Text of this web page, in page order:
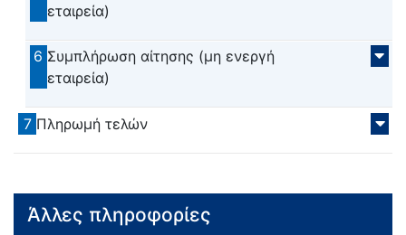
εταιρεία)
6 Συμπλήρωση αίτησης (μη ενεργή
εταιρεία)
7 Πληρωμή τελών
Άλλες πληροφορίες